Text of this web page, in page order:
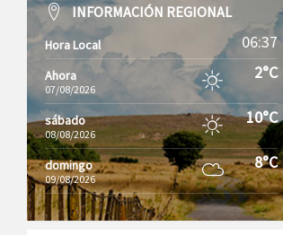
INFORMACIÓN REGIONAL
Hora Local 06:37
Ahora
07/08/2026
2°C
sábado
08/08/2026
10°C
domingo
09/08/2026
8°C